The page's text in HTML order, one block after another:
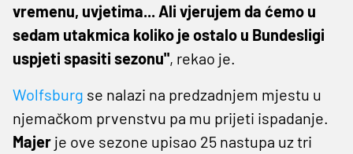
vremenu, uvjetima... Ali vjerujem da ćemo u
sedam utakmica koliko je ostalo u Bundesligi
uspjeti spasiti sezonu", rekao je.
Wolfsburg se nalazi na predzadnjem mjestu u
njemačkom prvenstvu pa mu prijeti ispadanje.
Majer je ove sezone upisao 25 nastupa uz tri